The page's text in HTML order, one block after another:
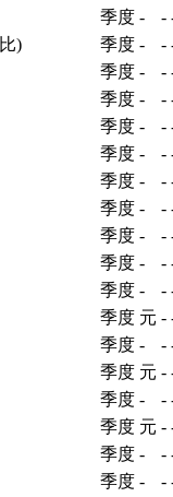
季度 - -
)
季度 - -
季度 - -
季度 - -
季度 - -
季度 - -
季度 - -
季度 - -
季度 - -
季度 - -
季度 - -
季度 元 -
季度 - -
季度 元 -
季度 - -
季度 元 -
季度 - -
季度 - -